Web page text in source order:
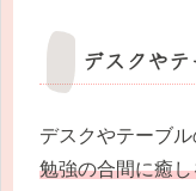
デスクや
デスクやテーブル
勉強の合間に癒